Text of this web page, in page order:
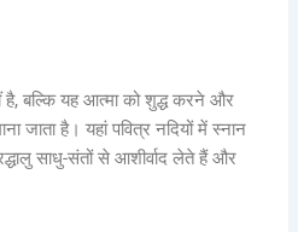
बल्कि यह आत्मा को शुद्ध करने और
जाता है। यहां पवित्र नदियों में स्नान
साधु-संतों से आशीर्वाद लेते हैं और